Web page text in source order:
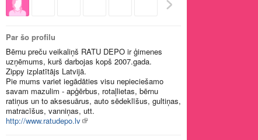
Par šo profilu
Bērnu preču veikaliņš RATU DEPO ir ģimenes
uzņēmums, kurš darbojas kopš 2007.gada.
Zippy izplatītājs Latvijā.
Pie mums variet iegādāties visu nepieciešamo
savam mazulim - apģērbus, rotaļlietas, bērnu
ratiņus un to aksesuārus, auto sēdeklīšus, gultiņas,
matracīšus, vanniņas, utt.
http://www.ratudepo.lv